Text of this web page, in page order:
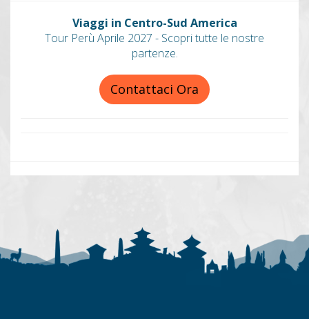
Viaggi in Centro-Sud America
Tour Perù Aprile 2027 - Scopri tutte le nostre
partenze.
Contattaci Ora